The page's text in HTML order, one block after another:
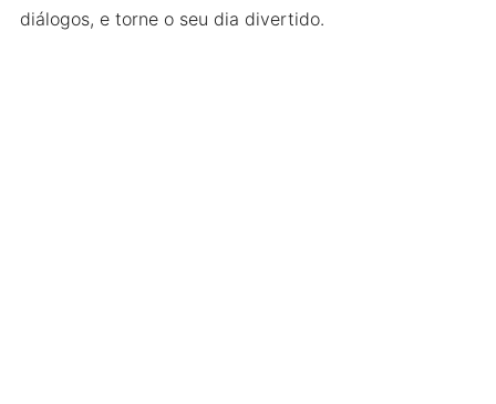
diálogos, e torne o seu dia divertido.